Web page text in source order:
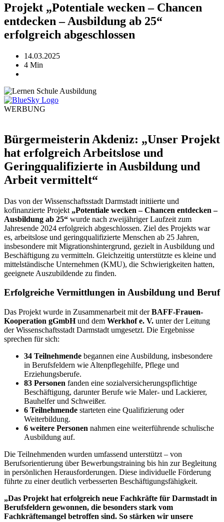
Projekt „Potentiale wecken – Chancen
entdecken – Ausbildung ab 25“
erfolgreich abgeschlossen
14.03.2025
4 Min
WERBUNG
Bürgermeisterin Akdeniz: „Unser Projekt
hat erfolgreich Arbeitslose und
Geringqualifizierte in Ausbildung und
Arbeit vermittelt“
Das von der Wissenschaftsstadt Darmstadt initiierte und
kofinanzierte Projekt „Potentiale wecken – Chancen entdecken –
Ausbildung ab 25“ wurde nach zweijähriger Laufzeit zum
Jahresende 2024 erfolgreich abgeschlossen. Ziel des Projekts war
es, arbeitslose und geringqualifizierte Menschen ab 25 Jahren,
insbesondere mit Migrationshintergrund, gezielt in Ausbildung und
Beschäftigung zu vermitteln. Gleichzeitig unterstützte es kleine und
mittelständische Unternehmen (KMU), die Schwierigkeiten hatten,
geeignete Auszubildende zu finden.
Erfolgreiche Vermittlungen in Ausbildung und Beruf
Das Projekt wurde in Zusammenarbeit mit derBAFF-Frauen-
Kooperation gGmbHund dem Werkhof e. V. unter der Leitung
der Wissenschaftsstadt Darmstadt umgesetzt. Die Ergebnisse
sprechen für sich:
34 Teilnehmende begannen eine Ausbildung, insbesondere
in Berufsfeldern wie Altenpflegehilfe, Pflege und
Erziehungsberufe.
83 Personen fanden eine sozialversicherungspflichtige
Beschäftigung, darunter Berufe wie Maler- und Lackierer,
Bauhelfer und Schweißer.
6 Teilnehmende starteten eine Qualifizierung oder
Weiterbildung.
6 weitere Personen nahmen eine weiterführende schulische
Ausbildung auf.
Die Teilnehmenden wurden umfassend unterstützt – von
Berufsorientierung über Bewerbungstraining bis hin zur Begleitung
in persönlichen Herausforderungen. Diese individuelle Förderung
führte zu einer deutlich verbesserten Beschäftigungsfähigkeit.
„Das Projekt hat erfolgreich neue Fachkräfte für Darmstadt in
Berufsfeldern gewonnen, die besonders stark vom
Fachkräftemangel betroffen sind. So stärken wir unsere